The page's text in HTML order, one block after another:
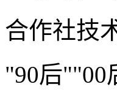
合作社技
"90后""00